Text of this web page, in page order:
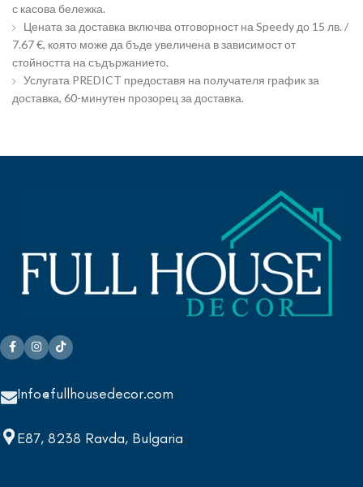
с касова бележка.
Цената за доставка включва отговорност на Speedy до 15 лв. /
7.67 €, която може да бъде увеличена в зависимост от
стойността на съдържанието.
Услугата PREDICT предоставя на получателя график за
доставка, 60-минутен прозорец за доставка.
Info@fullhousedecor.com
E87, 8238 Ravda, Bulgaria